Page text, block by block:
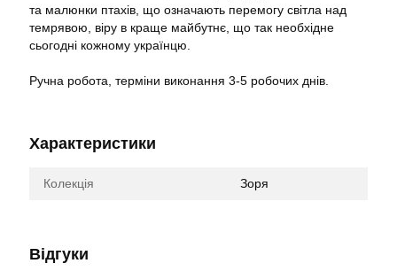
та малюнки птахів, що означають перемогу світла над
темрявою, віру в краще майбутнє, що так необхідне
сьогодні кожному українцю.
Ручна робота, терміни виконання 3-5 робочих днів.
Характеристики
Колекція Зоря
Відгуки